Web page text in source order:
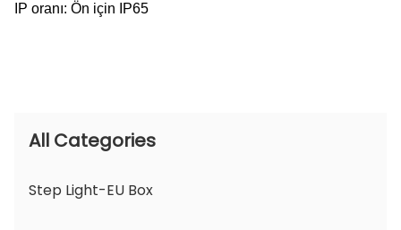
IP oranı: Ön için IP65
All Categories
Step Light-EU Box